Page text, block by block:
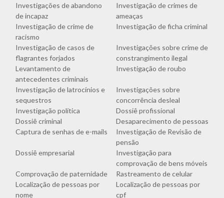
Investigações de abandono
de incapaz
Investigação de crimes de
ameaças
Investigação de crime de
racismo
Investigação de ficha criminal
Investigação de casos de
flagrantes forjados
Investigações sobre crime de
constrangimento ilegal
Levantamento de
antecedentes criminais
Investigação de roubo
Investigação de latrocínios e
sequestros
Investigações sobre
concorrência desleal
Investigação política
Dossiê profissional
Dossiê criminal
Desaparecimento de pessoas
Captura de senhas de e-mails
Investigação de Revisão de
pensão
Dossiê empresarial
Investigação para
comprovação de bens móveis
Comprovação de paternidade
Rastreamento de celular
Localização de pessoas por
nome
Localização de pessoas por
cpf